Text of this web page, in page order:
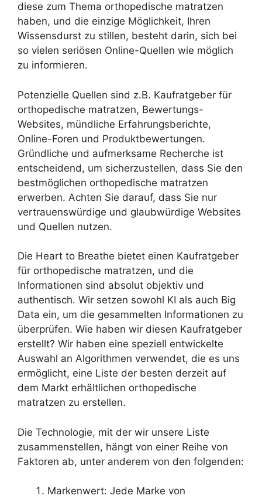
diese zum Thema orthopedische matratzen
haben, und die einzige Möglichkeit, Ihren
Wissensdurst zu stillen, besteht darin, sich bei
so vielen seriösen Online-Quellen wie möglich
zu informieren.
Potenzielle Quellen sind z.B. Kaufratgeber für
orthopedische matratzen, Bewertungs-
Websites, mündliche Erfahrungsberichte,
Online-Foren und Produktbewertungen.
Gründliche und aufmerksame Recherche ist
entscheidend, um sicherzustellen, dass Sie den
bestmöglichen orthopedische matratzen
erwerben. Achten Sie darauf, dass Sie nur
vertrauenswürdige und glaubwürdige Websites
und Quellen nutzen.
Die Heart to Breathe bietet einen Kaufratgeber
für orthopedische matratzen, und die
Informationen sind absolut objektiv und
authentisch. Wir setzen sowohl KI als auch Big
Data ein, um die gesammelten Informationen zu
überprüfen. Wie haben wir diesen Kaufratgeber
erstellt? Wir haben eine speziell entwickelte
Auswahl an Algorithmen verwendet, die es uns
ermöglicht, eine Liste der besten derzeit auf
dem Markt erhältlichen orthopedische
matratzen zu erstellen.
Die Technologie, mit der wir unsere Liste
zusammenstellen, hängt von einer Reihe von
Faktoren ab, unter anderem von den folgenden:
Markenwert: Jede Marke von